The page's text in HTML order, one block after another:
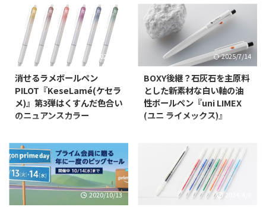
2023/4/3
消せるラメボールペン
PILOT『KeseLamé(ケセラ
メ)』第3弾はくすんだ色合い
のニュアンスカラー
せるラメボールペンの第3弾とし
て、くすみがかった優しい色合い
で人気のニュアンスカラーをベー
スにしたラメ入りインキの
『KeseLamé(ケセラメ)』（価
格：253円（税抜価格：230
2025/7/14
BOXY後継？石灰石を主原料
とした新素材な白い軸の油
性ボールペン『uni LIMEX
(ユニ ライメックス)』
石油由来原料の使用量を抑えてプ
ラスチックの代替として期待され
ているTBMの新素材「LIMEX（ラ
イメックス）」を用いた、油性ボ
ールペン『uni LIMEX (ユニ ライ
2020/10/13 2024/4/8